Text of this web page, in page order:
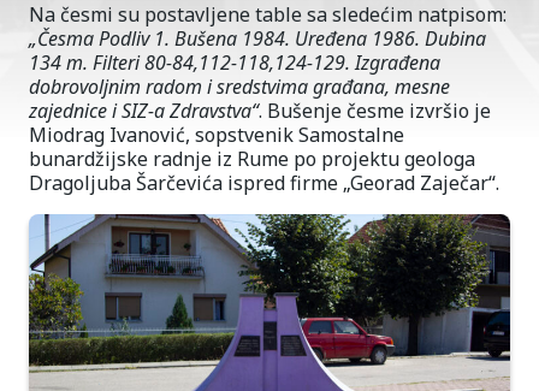
Na česmi su postavljene table sa sledećim natpisom:
„Česma Podliv 1. Bušena 1984. Uređena 1986. Dubina
134 m. Filteri 80-84,112-118,124-129. Izgrađena
dobrovoljnim radom i sredstvima građana, mesne
zajednice i SIZ-a Zdravstva“. Bušenje česme izvršio je
Miodrag Ivanović, sopstvenik Samostalne
bunardžijske radnje iz Rume po projektu geologa
Dragoljuba Šarčevića ispred firme „Georad Zaječar“.